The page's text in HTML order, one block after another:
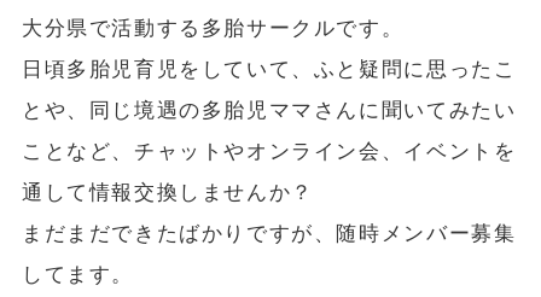
大分県で活動する多胎サークルです。
日頃多胎児育児をしていて、ふと疑問に思ったこ
とや、同じ境遇の多胎児ママさんに聞いてみたい
ことなど、チャットやオンライン会、イベントを
通して情報交換しませんか？
まだまだできたばかりですが、随時メンバー募集
してます。